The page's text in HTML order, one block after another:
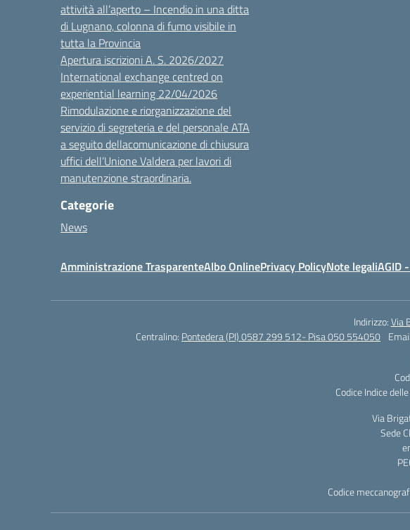
attività all’aperto – Incendio in una ditta
di Lugnano, colonna di fumo visibile in
tutta la Provincia
Apertura iscrizioni A. S. 2026/2027
International exchange centred on
experiential learning 22/04/2026
Rimodulazione e riorganizzazione del
servizio di segreteria e del personale ATA
a seguito dellacomunicazione di chiusura
uffici dell’Unione Valdera per lavori di
manutenzione straordinaria.
Categorie
News
Amministrazione TrasparenteAlbo OnlinePrivacy PolicyNote legaliAGID
Indirizzo:Via
Centralino: Pontedera (PI) 0587 299 512- Pisa 050 554050
Codice Indice
Via
Sede
Codice